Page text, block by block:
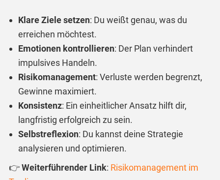
Klare Ziele setzen: Du weißt genau, was du
erreichen möchtest.
Emotionen kontrollieren: Der Plan verhindert
impulsives Handeln.
Risikomanagement: Verluste werden begrenzt,
Gewinne maximiert.
Konsistenz: Ein einheitlicher Ansatz hilft dir,
langfristig erfolgreich zu sein.
Selbstreflexion: Du kannst deine Strategie
analysieren und optimieren.
👉Weiterführender Link: Risikomanagement im